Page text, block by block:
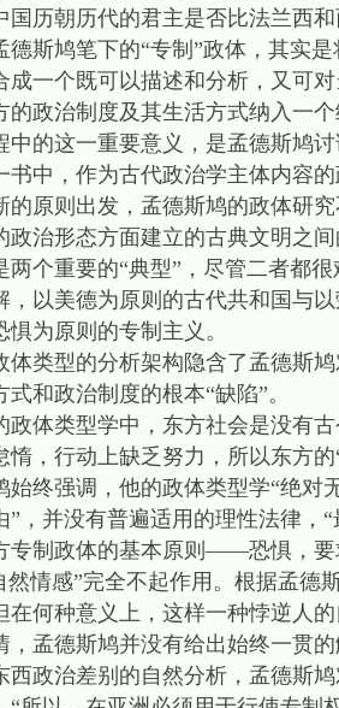
国历朝历代的君主是否比法兰西
德斯鸠笔下的“专制”政体，其实
个既可以描述和分析，又可对
的政治制度及其生活方式纳入一
中的这一重要意义，是孟德斯鸠
书中，作为古代政治学主体内容
的原则出发，孟德斯鸠的政体研
政治形态方面建立的古典文明之
两个重要的“典型”，尽管二者都
，以美德为原则的古代共和国与
为原则的专制主义。
体类型的分析架构隐含了孟德斯
和政治制度的根本“缺陷”。
政体类型学中，东方社会是没有
惰，行动上缺乏努力，所以东方
始终强调，他的政体类型学“绝
”，并没有普遍适用的理性法律
专制政体的基本原则——恐惧，要
然情感”完全不起作用。根据孟
在何种意义上，这样一种悖逆人
，孟德斯鸠并没有给出始终一贯
西政治差别的自然分析，孟德斯